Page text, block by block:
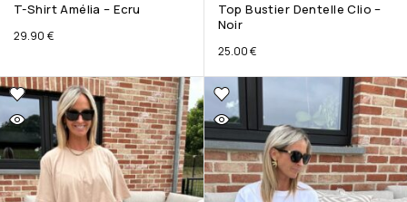
T-Shirt Amélia – Ecru
29.90 €
Top Bustier Dentelle Clio –
Noir
25.00€